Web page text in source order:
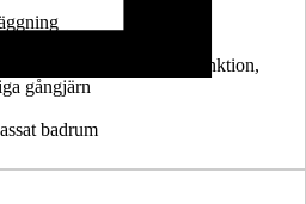
möjlig, Lyft-sänk-funktion,
gångjärn
badrum